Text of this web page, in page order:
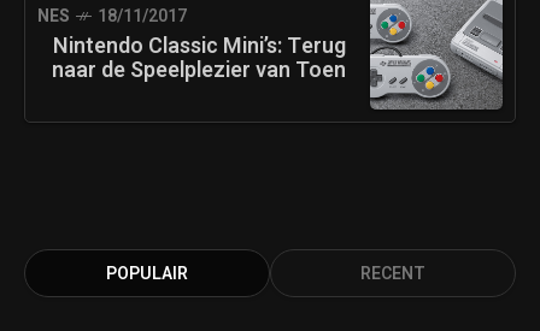
NES 18/11/2017
Nintendo Classic Mini’s: Terug
naar de Speelplezier van Toen
POPULAIR RECENT